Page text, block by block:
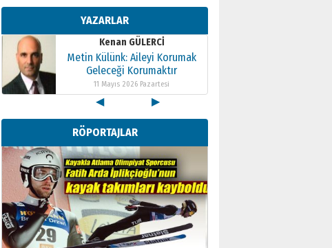
YAZARLAR
Geleceği Korumaktır
11 Mayıs 2026 Pazartesi
Kenan GÜLERCİ
Metin Külünk: Aileyi Korumak
Geleceği Korumaktır
11 Mayıs 2026 Pazartesi
Kenan GÜLERCİ
Metin Külünk: Aileyi Korumak
Geleceği Korumaktır
11 Mayıs 2026 Pazartesi
◀ ▶
RÖPORTAJLAR